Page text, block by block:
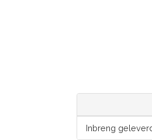
Inbreng